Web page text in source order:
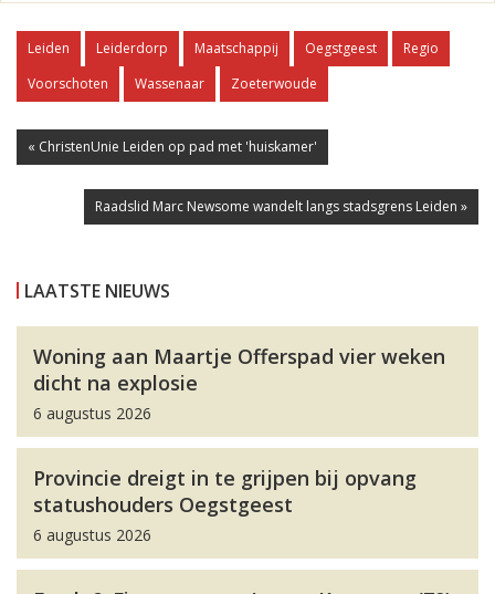
Leiden Leiderdorp Maatschappij Oegstgeest
Regio
Voorschoten
Wassenaar Zoeterwoude
« ChristenUnie Leiden op pad met 'huiskamer'
Raadslid Marc Newsome wandelt langs stadsgrens Leiden »
LAATSTE NIEUWS
Woning aan Maartje Offerspad vier weken
dicht na explosie
6 augustus 2026
Provincie dreigt in te grijpen bij opvang
statushouders Oegstgeest
6 augustus 2026